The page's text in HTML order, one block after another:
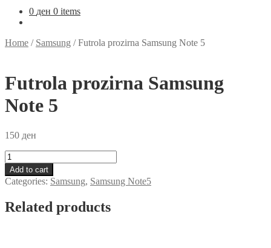
0 ден 0 items
Home / Samsung /Futrola prozirna Samsung Note 5
Futrola prozirna Samsung
Note 5
150 ден
Futrola
prozirna
Samsung
Note
quantity
Add to cart
Categories: Samsung, Samsung Note5
Related products